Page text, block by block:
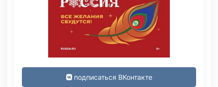
подписаться ВКонтакте